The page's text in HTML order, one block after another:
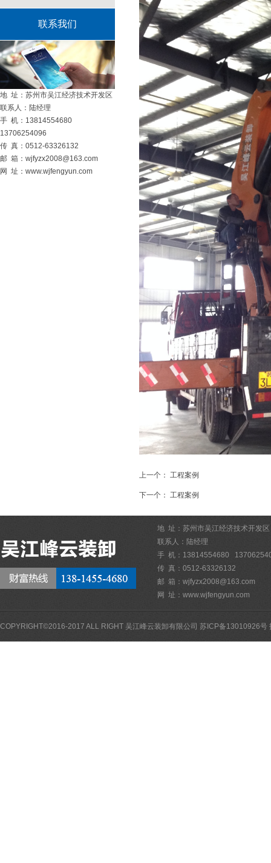
联系我们
地 址：苏州市吴江经济技术开发区
联系人：陆经理
手 机：13814554680
13706254096
传 真：0512-63326132
邮 箱： wjfyzx2008@163.com
网 址： www.wjfengyun.com
上一个： 工程案例
下一个： 工程案例
地 址：苏州市吴江经济技术开发区
联系人：陆经理
手 机：13814554680
传 真：0512-63326132
邮 箱： wjfyzx2008@163.com
网 址： www.wjfengyun.com
COPYRIGHT©2016-2017 ALL RIGHT 吴江峰云装卸有限公司 苏ICP备13010926号